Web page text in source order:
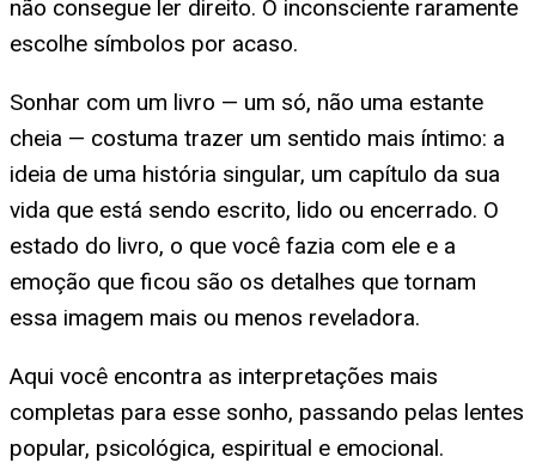
não consegue ler direito. O inconsciente raramente
escolhe símbolos por acaso.
Sonhar com um livro — um só, não uma estante
cheia — costuma trazer um sentido mais íntimo: a
ideia de uma história singular, um capítulo da sua
vida que está sendo escrito, lido ou encerrado. O
estado do livro, o que você fazia com ele e a
emoção que ficou são os detalhes que tornam
essa imagem mais ou menos reveladora.
Aqui você encontra as interpretações mais
completas para esse sonho, passando pelas lentes
popular, psicológica, espiritual e emocional.